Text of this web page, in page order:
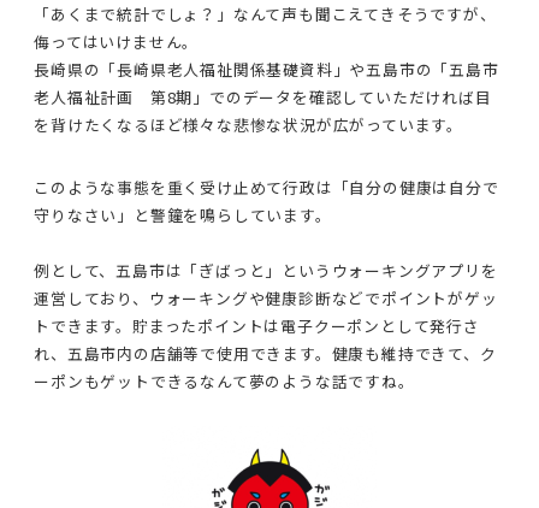
「あくまで統計でしょ？」なんて声も聞こえてきそうですが、
侮ってはいけません。
長崎県の「長崎県老人福祉関係基礎資料」や五島市の「五島市
老人福祉計画 第8期」でのデータを確認していただければ目
を背けたくなるほど様々な悲惨な状況が広がっています。
このような事態を重く受け止めて行政は「自分の健康は自分で
守りなさい」と警鐘を鳴らしています。
例として、五島市は「ぎばっと」というウォーキングアプリを
運営しており、ウォーキングや健康診断などでポイントがゲッ
トできます。貯まったポイントは電子クーポンとして発行さ
れ、五島市内の店舗等で使用できます。健康も維持できて、ク
ーポンもゲットできるなんて夢のような話ですね。